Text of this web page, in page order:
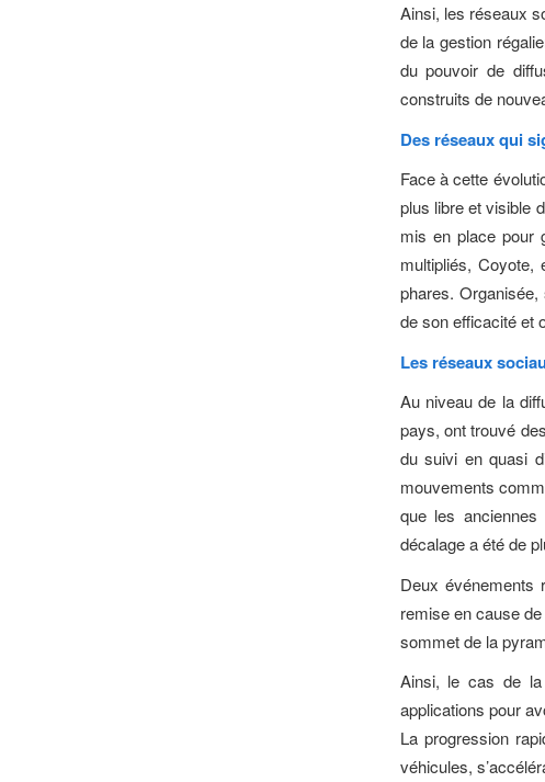
Ainsi, les réseaux
de la gestion
du pouvoir de
construits de
Des réseaux qui
Face à cette
plus libre et visible
mis en place pour
multipliés,
phares.
de son efficacité et
Les réseaux
Au niveau de la
pays, ont trouvé
du suivi en quasi
mouvements
que les anciennes
décalage a été de
Deux événements
remise en cause
sommet de la
Ainsi, le cas de la
applications pour
La progression
véhicules,